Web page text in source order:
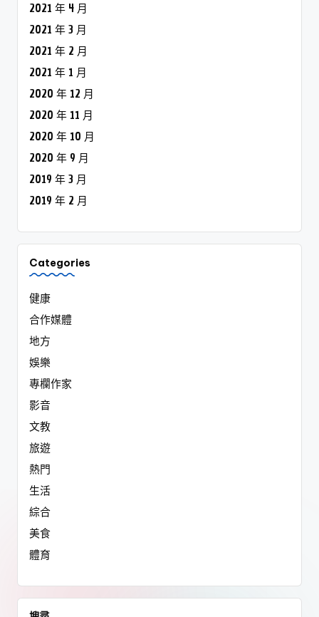
2021 年 4 月
2021 年 3 月
2021 年 2 月
2021 年 1 月
2020 年 12 月
2020 年 11 月
2020 年 10 月
2020 年 9 月
2019 年 3 月
2019 年 2 月
Categories
健康
合作媒體
地方
娛樂
專欄作家
影音
文教
旅遊
熱門
生活
綜合
美食
體育